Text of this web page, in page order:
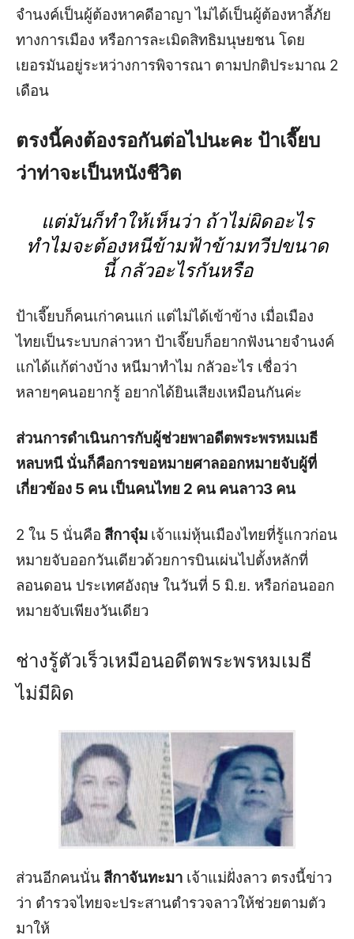
จำนงค์เป็นผู้ต้องหาคดีอาญา ไม่ได้เป็นผู้ต้องหาลี้ภัย
ทางการเมือง หรือการละเมิดสิทธิมนุษยชน โดย
เยอรมันอยู่ระหว่างการพิจารณา ตามปกติประมาณ 2
เดือน
ตรงนี้คงต้องรอกันต่อไปนะคะ ป้าเจี๊ยบ
ว่าท่าจะเป็นหนังชีวิต
แต่มันก็ทำให้เห็นว่า ถ้าไม่ผิดอะไร
ทำไมจะต้องหนีข้ามฟ้าข้ามทวีปขนาด
นี้ กลัวอะไรกันหรือ
ป้าเจี๊ยบก็คนเก่าคนแก่ แต่ไม่ได้เข้าข้าง เมื่อเมือง
ไทยเป็นระบบกล่าวหา ป้าเจี๊ยบก็อยากฟังนายจำนงค์
แกได้แก้ต่างบ้าง หนีมาทำไม กลัวอะไร เชื่อว่า
หลายๆคนอยากรู้ อยากได้ยินเสียงเหมือนกันค่ะ
ส่วนการดำเนินการกับผู้ช่วยพาอดีตพระพรหมเมธี
หลบหนี นั่นก็คือการขอหมายศาลออกหมายจับผู้ที่
เกี่ยวข้อง 5 คน เป็นคนไทย 2 คน คนลาว3 คน
2 ใน 5 นั่นคือ สีกาจุ๋ม เจ้าแม่หุ้นเมืองไทยที่รู้แกวก่อน
หมายจับออกวันเดียวด้วยการบินเผ่นไปตั้งหลักที่
ลอนดอน ประเทศอังฤษ ในวันที่ 5 มิ.ย. หรือก่อนออก
หมายจับเพียงวันเดียว
ช่างรู้ตัวเร็วเหมือนอดีตพระพรหมเมธี
ไม่มีผิด
ส่วนอีกคนนั่นสีกาจันทะมา เจ้าแม่ฝั่งลาว ตรงนี้ข่าว
ว่า ตำรวจไทยจะประสานตำรวจลาวให้ช่วยตามตัว
มาให้